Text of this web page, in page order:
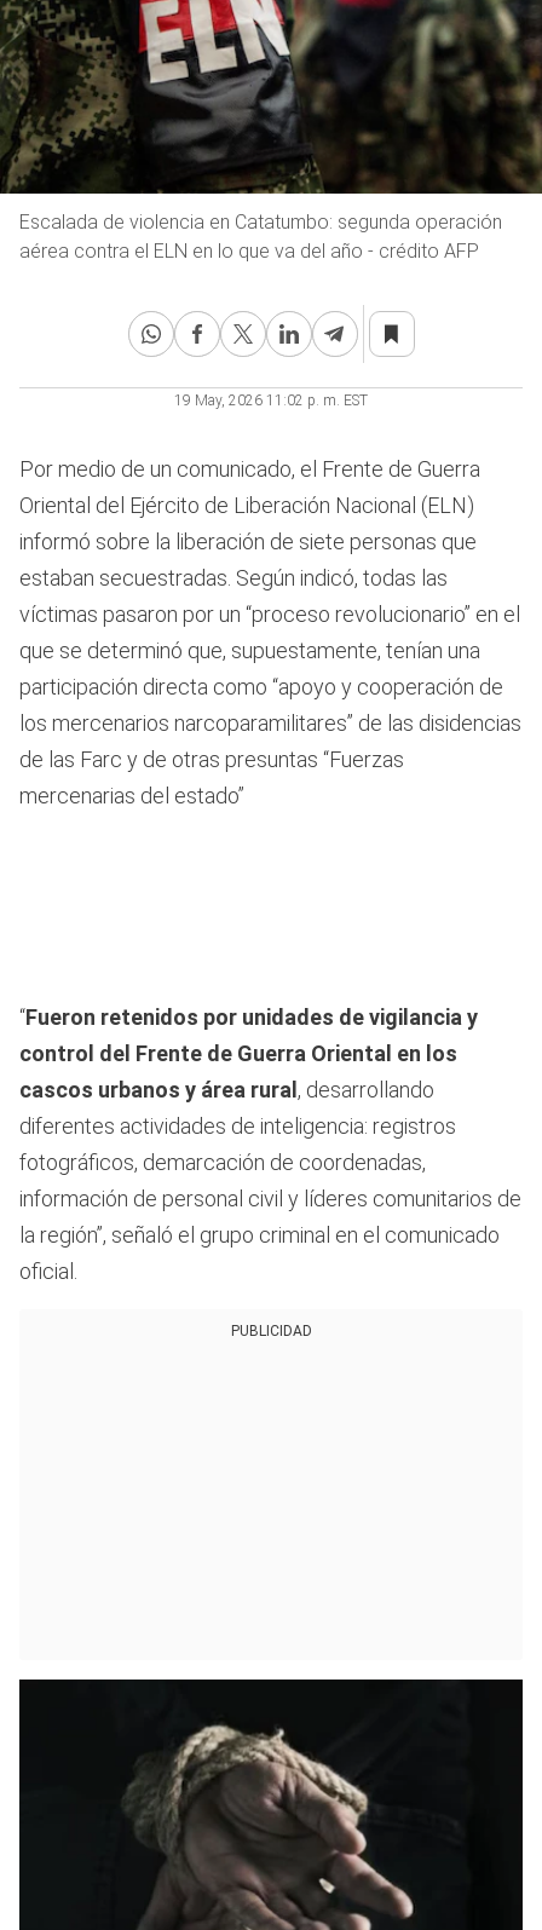
Escalada de violencia en Catatumbo: segunda operación
aérea contra el ELN en lo que va del año - crédito AFP
19 May, 2026 11:02 p. m. EST
Por medio de un comunicado, el Frente de Guerra
Oriental del Ejército de Liberación Nacional (ELN)
informó sobre la liberación de siete personas que
estaban secuestradas. Según indicó, todas las
víctimas pasaron por un “proceso revolucionario” en el
que se determinó que, supuestamente, tenían una
participación directa como “apoyo y cooperación de
los mercenarios narcoparamilitares” de las disidencias
de las Farc y de otras presuntas “Fuerzas
mercenarias del estado”
“Fueron retenidos por unidades de vigilancia y
control del Frente de Guerra Oriental en los
cascos urbanos y área rural , desarrollando
diferentes actividades de inteligencia: registros
fotográficos, demarcación de coordenadas,
información de personal civil y líderes comunitarios de
la región”, señaló el grupo criminal en el comunicado
oficial.
PUBLICIDAD